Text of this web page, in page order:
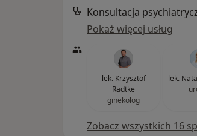
Konsultacja
Pokaż więcej usług
lek. Krzysztof
Radtke
ginekolog
lek.
Zobacz wszystkich 16